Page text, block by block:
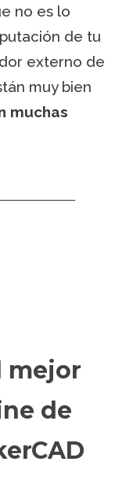
no es lo
de tu
externo de
muy bien
muchas
mejor
de